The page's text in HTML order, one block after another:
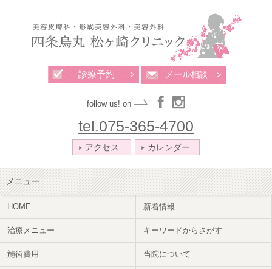
診療予約 メール相談
follow us! on
tel.075-365-4700
アクセス カレンダー
メニュー
HOME 新着情報
治療メニュー キーワードからさがす
施術費用 当院について